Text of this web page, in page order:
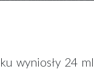
wyniosły 24